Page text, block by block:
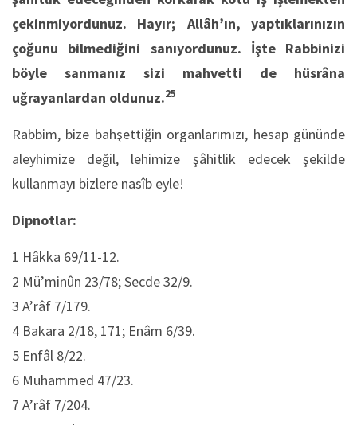
çekinmiyordunuz. Hayır; Allâh’ın, yaptıklarınızın
çoğunu bilmediğini sanıyordunuz. İşte Rabbinizi
böyle sanmanız sizi mahvetti de hüsrâna
uğrayanlardan oldunuz.25
Rabbim, bize bahşettiğin organlarımızı, hesap gününde
aleyhimize değil, lehimize şâhitlik edecek şekilde
kullanmayı bizlere nasîb eyle!
Dipnotlar:
1 Hâkka 69/11-12.
2 Mü’minûn 23/78; Secde 32/9.
3 A’râf 7/179.
4 Bakara 2/18, 171; Enâm 6/39.
5 Enfâl 8/22.
6 Muhammed 47/23.
7 A’râf 7/204.